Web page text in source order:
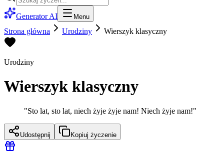
Generator AI Menu
Strona główna Urodziny Wierszyk klasyczny
Urodziny
Wierszyk klasyczny
"Sto lat, sto lat, niech żyje żyje nam! Niech żyje nam!"
Udostępnij Kopiuj życzenie